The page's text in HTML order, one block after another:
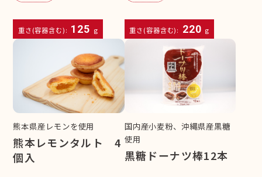
重さ(容器含む): 125 g 重さ(容器含む): 220 g
熊本県産レモンを使用
熊本レモンタルト 4
個入
国内産小麦粉、沖縄県産黒糖
使用
黒糖ドーナツ棒12本